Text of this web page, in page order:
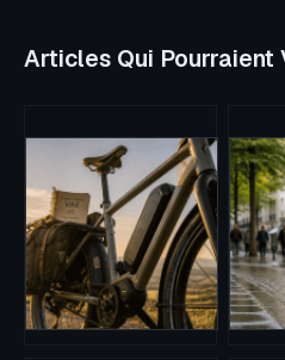
Articles Qui Pourraient